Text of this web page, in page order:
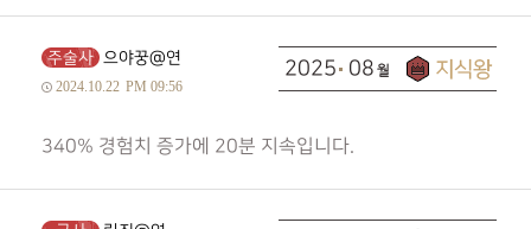
주술사 으야꿍@연
2024.10.22 PM 09:56
340% 경험치 증가에 20분 지속입니다.
2025 08